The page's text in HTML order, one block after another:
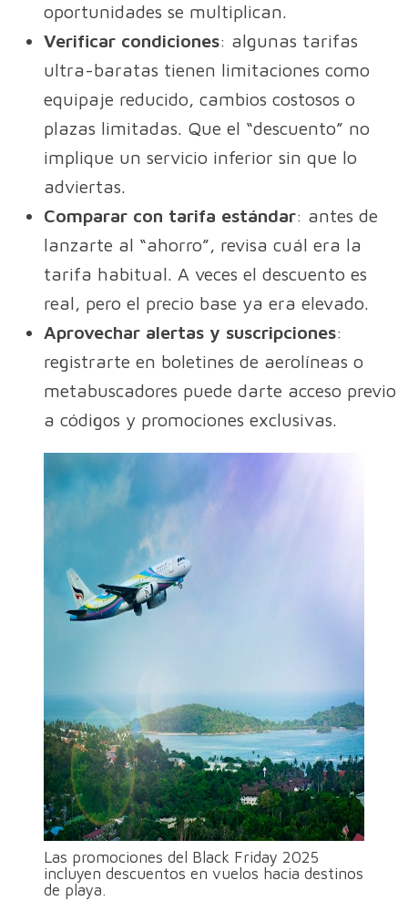
oportunidades se multiplican.
Verificar condiciones: algunas tarifas
ultra-baratas tienen limitaciones como
equipaje reducido, cambios costosos o
plazas limitadas. Que el “descuento” no
implique un servicio inferior sin que lo
adviertas.
Comparar con tarifa estándar: antes de
lanzarte al “ahorro”, revisa cuál era la
tarifa habitual. A veces el descuento es
real, pero el precio base ya era elevado.
Aprovechar alertas y suscripciones:
registrarte en boletines de aerolíneas o
metabuscadores puede darte acceso previo
a códigos y promociones exclusivas.
Las promociones del Black Friday 2025
incluyen descuentos en vuelos hacia destinos
de playa.